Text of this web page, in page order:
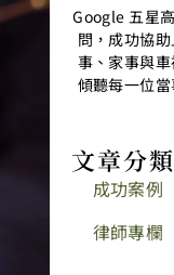
Google 五星
問，成功協
事、家事與
傾聽每一位
文章分類
成功案例
律師專欄